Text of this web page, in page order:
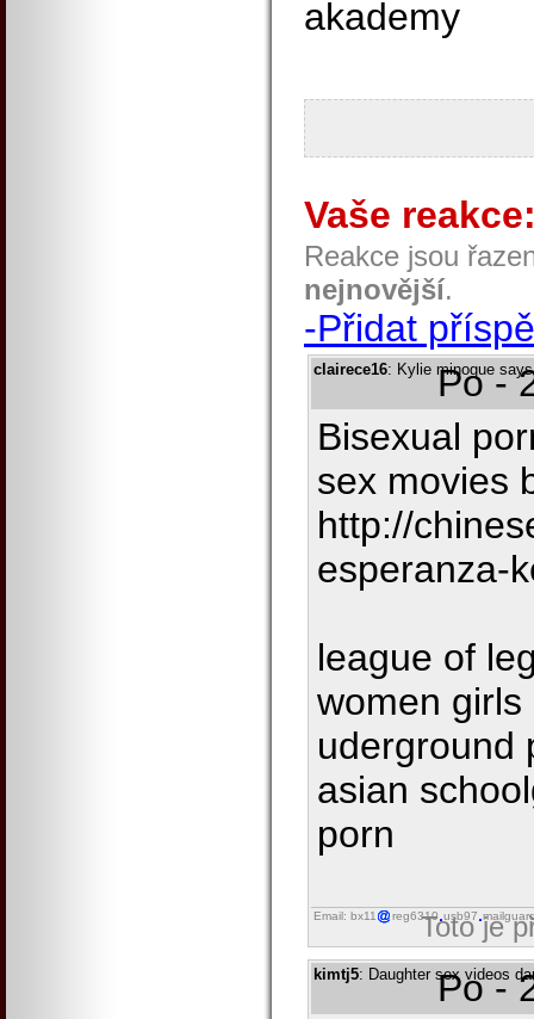
akademy
Vaše
Reakce jsou
nejnovější.
-Přidat
clairece16: Kylie minogue
Po -
Bisexual
sex movies
http://
esperanza-
league of
women
uderground
asian
porn
Email: bx11 reg6310 usb97
Toto je
kimtj5: Daughter sex videos
Po -